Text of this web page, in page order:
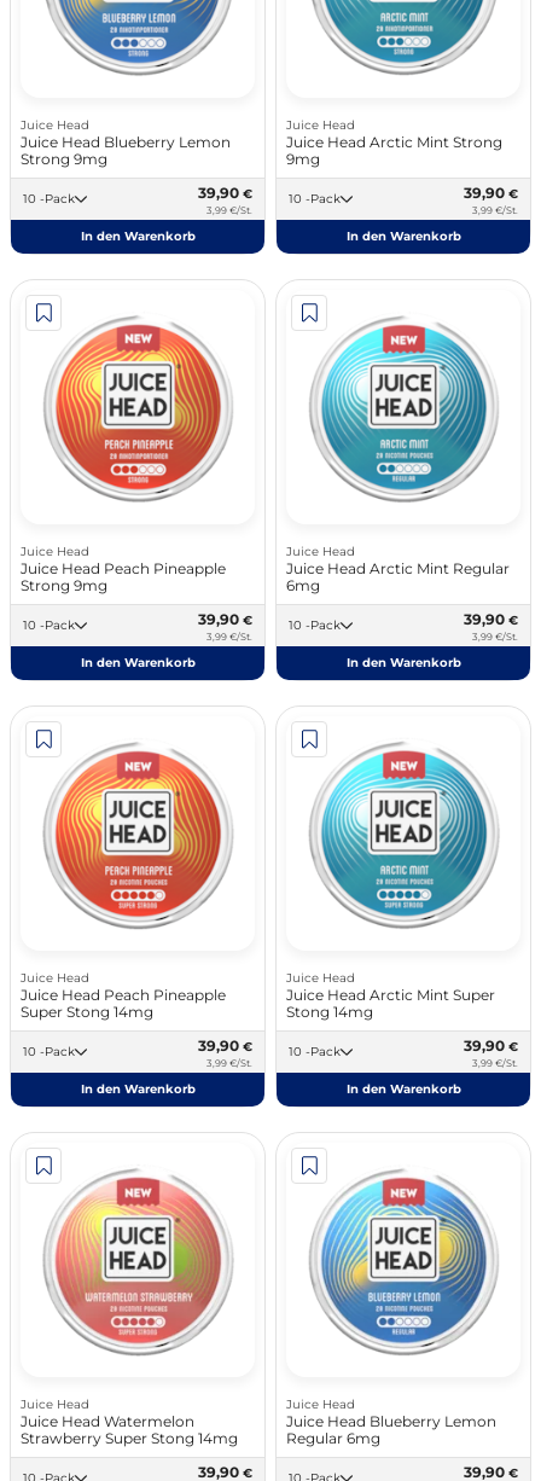
Juice Head
Juice Head Blueberry Lemon
Strong 9mg
10 -Pack 39,90 €
3,99 €/St.
In den Warenkorb
Juice Head
Juice Head Arctic Mint Strong
9mg
10 -Pack 39,90 €
3,99 €/St.
In den Warenkorb
Juice Head
Juice Head Peach Pineapple
Strong 9mg
10 -Pack 39,90 €
3,99 €/St.
In den Warenkorb
Juice Head
Juice Head Arctic Mint Regular
6mg
10 -Pack 39,90 €
3,99 €/St.
In den Warenkorb
Juice Head
Juice Head Peach Pineapple
Super Stong 14mg
10 -Pack 39,90 €
3,99 €/St.
In den Warenkorb
Juice Head
Juice Head Arctic Mint Super
Stong 14mg
10 -Pack 39,90 €
3,99 €/St.
In den Warenkorb
Juice Head
Juice Head Watermelon
Strawberry Super Stong 14mg
39,90 €
Juice Head
Juice Head Blueberry Lemon
Regular 6mg
39,90 €